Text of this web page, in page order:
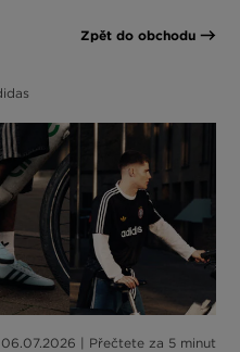
Zpět do obchodu
06.07.2026 | Přečtete za 5 minut